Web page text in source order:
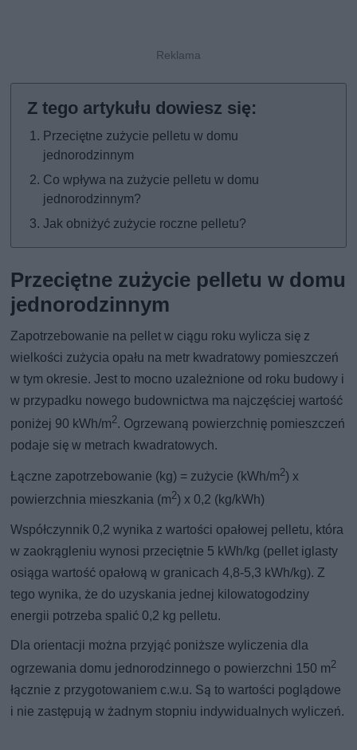
Przeciętne zużycie pelletu w domu
jednorodzinnym
Co wpływa na zużycie pelletu w domu
jednorodzinnym?
Jak obniżyć zużycie roczne pelletu?
Przeciętne zużycie pelletu w domu
jednorodzinnym
Zapotrzebowanie na pellet w ciągu roku wylicza się z
wielkości zużycia opału na metr kwadratowy pomieszczeń
w tym okresie. Jest to mocno uzależnione od roku budowy i
w przypadku nowego budownictwa ma najczęściej wartość
poniżej 90 kWh/m2. Ogrzewaną powierzchnię pomieszczeń
podaje się w metrach kwadratowych.
Łączne zapotrzebowanie (kg) = zużycie (kWh/m2) x
powierzchnia mieszkania (m2) x 0,2 (kg/kWh)
Współczynnik 0,2 wynika z wartości opałowej pelletu, która
w zaokrągleniu wynosi przeciętnie 5 kWh/kg (pellet iglasty
osiąga wartość opałową w granicach 4,8-5,3 kWh/kg). Z
tego wynika, że do uzyskania jednej kilowatogodziny
energii potrzeba spalić 0,2 kg pelletu.
Dla orientacji można przyjąć poniższe wyliczenia dla
ogrzewania domu jednorodzinnego o powierzchni 150 m2
łącznie z przygotowaniem c.w.u. Są to wartości poglądowe
i nie zastępują w żadnym stopniu indywidualnych wyliczeń.